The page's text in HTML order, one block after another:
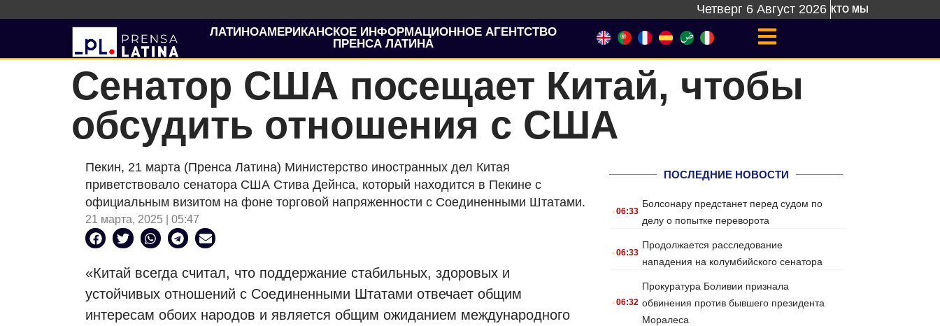
Четверг 6 Август 2026 КТО МЫ
ЛАТИНОАМЕРИКАНСКОЕ ИНФОРМАЦИОННОЕ АГЕНТСТВО
ПРЕНСА ЛАТИНА
Сенатор США посещает Китай, чтобы
обсудить отношения с США
Пекин, 21 марта (Пренса Латина) Министерство иностранных дел Китая
приветствовало сенатора США Стива Дейнса, который находится в Пекине с
официальным визитом на фоне торговой напряженности с Соединенными Штатами.
21 марта, 2025 | 05:47
«Китай всегда считал, что поддержание стабильных, здоровых и
устойчивых отношений с Соединенными Штатами отвечает общим
интересам обоих народов и является общим ожиданием международного
ПОСЛЕДНИЕ НОВОСТИ
.06:33
Болсонару предстанет перед судом по
делу о попытке переворота
.06:33
Продолжается расследование
нападения на колумбийского сенатора
.06:32
Прокуратура Боливии признала
обвинения против бывшего президента
Моралеса